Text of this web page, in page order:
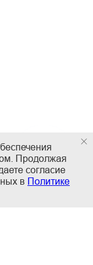
Продолжая
согласие
в Политике